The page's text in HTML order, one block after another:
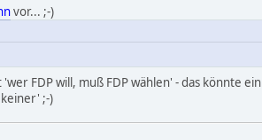
vor... ;-)
FDP will, muß FDP wählen' - das könnte ein
;-)